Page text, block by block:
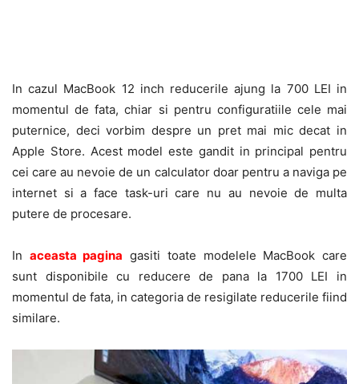
In cazul MacBook 12 inch reducerile ajung la 700 LEI in
momentul de fata, chiar si pentru configuratiile cele mai
puternice, deci vorbim despre un pret mai mic decat in
Apple Store. Acest model este gandit in principal pentru
cei care au nevoie de un calculator doar pentru a naviga pe
internet si a face task-uri care nu au nevoie de multa
putere de procesare.
In aceasta pagina gasiti toate modelele MacBook care
sunt disponibile cu reducere de pana la 1700 LEI in
momentul de fata, in categoria de resigilate reducerile fiind
similare.